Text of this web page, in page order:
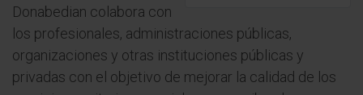
Donabedian colabora con
los profesionales, administraciones públicas,
organizaciones y otras instituciones públicas y
privadas con el objetivo de mejorar la calidad de los